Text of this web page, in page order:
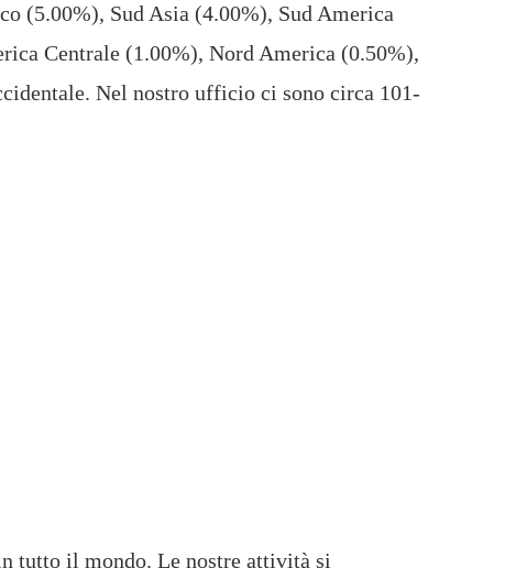
(5.00%), Sud Asia (4.00%), Sud America
Centrale (1.00%), Nord America (0.50%),
Nel nostro ufficio ci sono circa 101-
tutto il mondo. Le nostre attività si